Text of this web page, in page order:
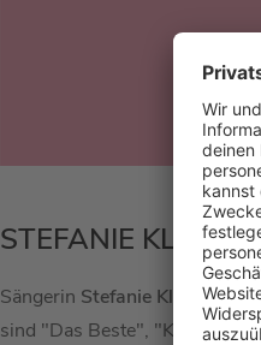
STEFANIE KLOSS
Sängerin Stefanie Kloß ist
sind "Das Beste", "Krieger